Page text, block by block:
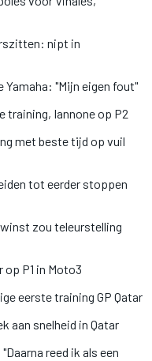
nipt in
"Mijn eigen fout"
training, Iannone op P2
met beste tijd op vuil
tot eerder stoppen
zou teleurstelling
P1 in Moto3
eerste training GP Qatar
aan snelheid in Qatar
reed ik als een